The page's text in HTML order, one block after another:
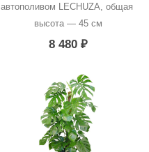
автополивом LECHUZA, общая
высота — 45 см
8 480₽